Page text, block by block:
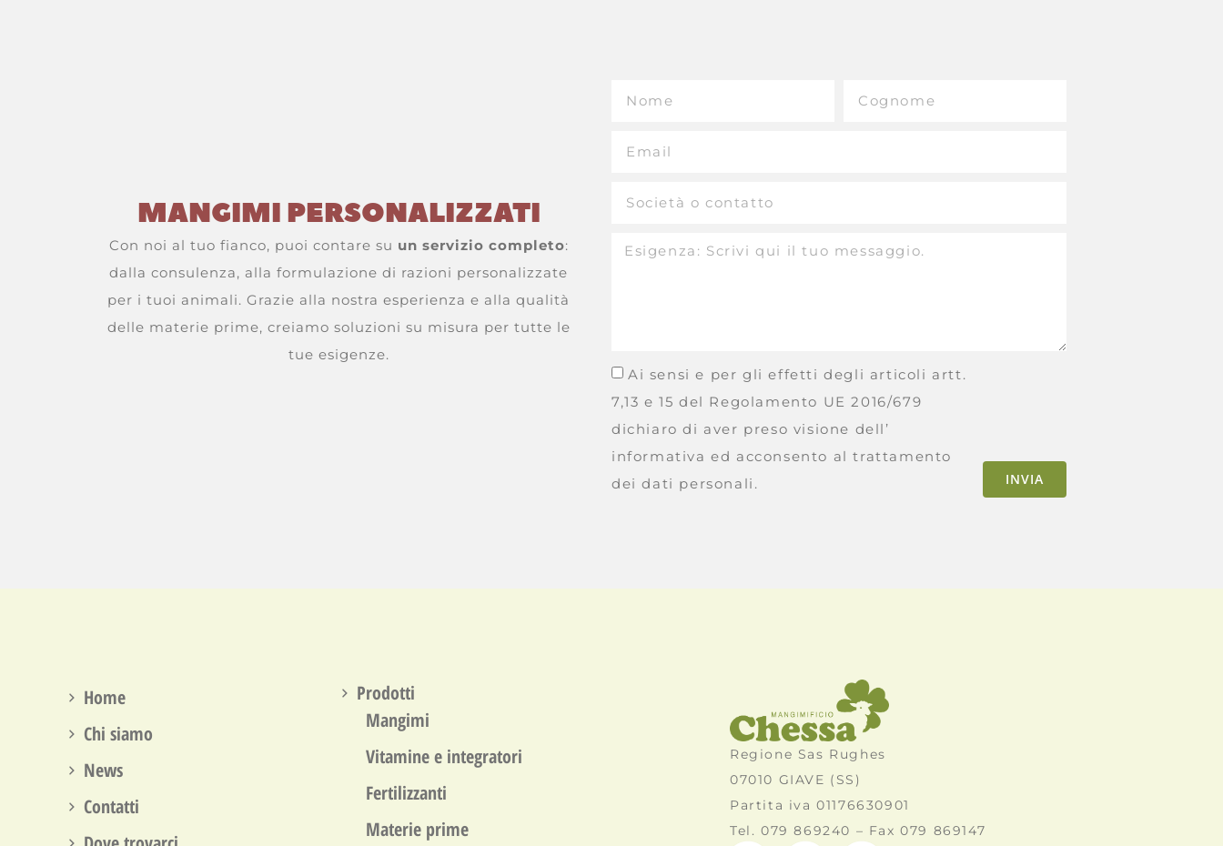
MANGIMI PERSONALIZZATI
Con noi al tuo fianco, puoi contare su un servizio completo:
dalla consulenza, alla formulazione di razioni personalizzate
per i tuoi animali. Grazie alla nostra esperienza e alla qualità
delle materie prime, creiamo soluzioni su misura per tutte le
tue esigenze.
Ai sensi e per gli effetti degli articoli artt.
7,13 e 15 del Regolamento UE 2016/679
dichiaro di aver preso visione dell’
informativa ed acconsento al trattamento
dei dati personali.
INVIA
Home
Chi siamo
News
Contatti
Prodotti
Mangimi
Vitamine e integratori
Fertilizzanti
Materie prime
Regione Sas Rughes
07010 GIAVE (SS)
Partita iva 01176630901
Tel. 079 869240 – Fax 079 869147